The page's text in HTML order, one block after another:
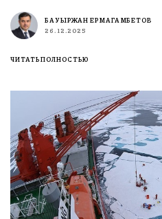
БАУЫРЖАН ЕРМАГАМБЕТОВ
26.12.2025
ЧИТАТЬ ПОЛНОСТЬЮ